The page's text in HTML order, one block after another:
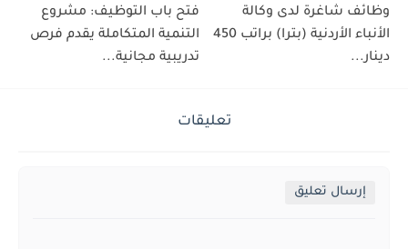
وظائف شاغرة لدى وكالة
الأنباء الأردنية (بترا) براتب 450
دينار...
فتح باب التوظيف: مشروع
التنمية المتكاملة يقدم فرص
تدريبية مجانية...
تعليقات
إرسال تعليق